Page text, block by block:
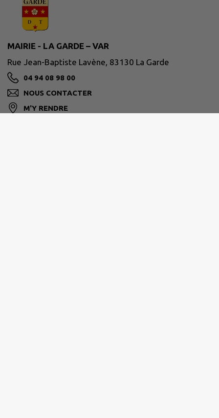
MAIRIE - LA GARDE – VAR
Rue Jean-Baptiste Lavène, 83130 La Garde
04 94 08 98 00
NOUS CONTACTER
M'Y RENDRE